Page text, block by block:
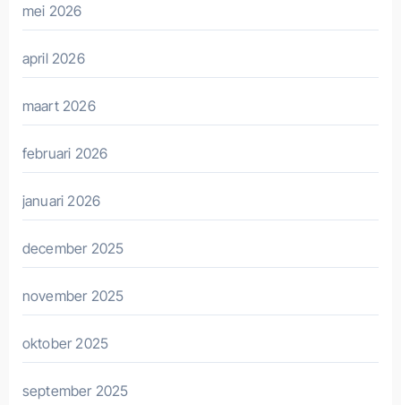
mei 2026
april 2026
maart 2026
februari 2026
januari 2026
december 2025
november 2025
oktober 2025
september 2025